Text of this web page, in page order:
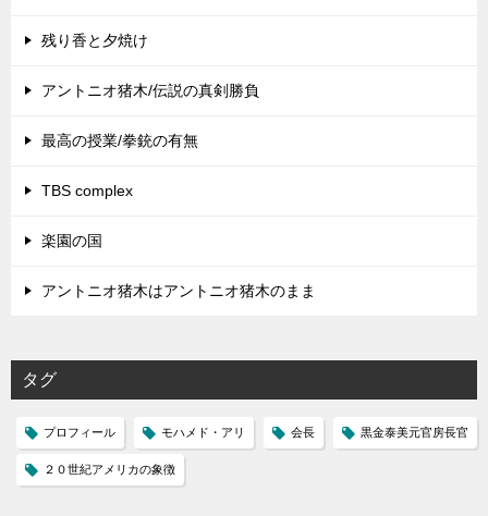
残り香と夕焼け
アントニオ猪木/伝説の真剣勝負
最高の授業/拳銃の有無
TBS complex
楽園の国
アントニオ猪木はアントニオ猪木のまま
タグ
プロフィール モハメド・アリ 会長 黒金泰美元官房長官
２０世紀アメリカの象徴